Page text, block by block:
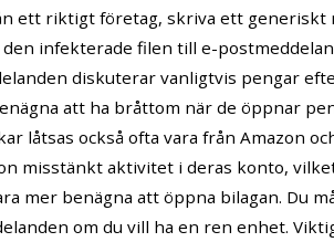
ett riktigt företag, skriva ett generiskt
infekterade filen till e-
diskuterar vanligtvis pengar
att ha bråttom när de öppnar
låtsas också ofta vara från Amazon
misstänkt aktivitet i deras konto,
mer benägna att öppna bilagan. Du
om du vill ha en ren enhet.